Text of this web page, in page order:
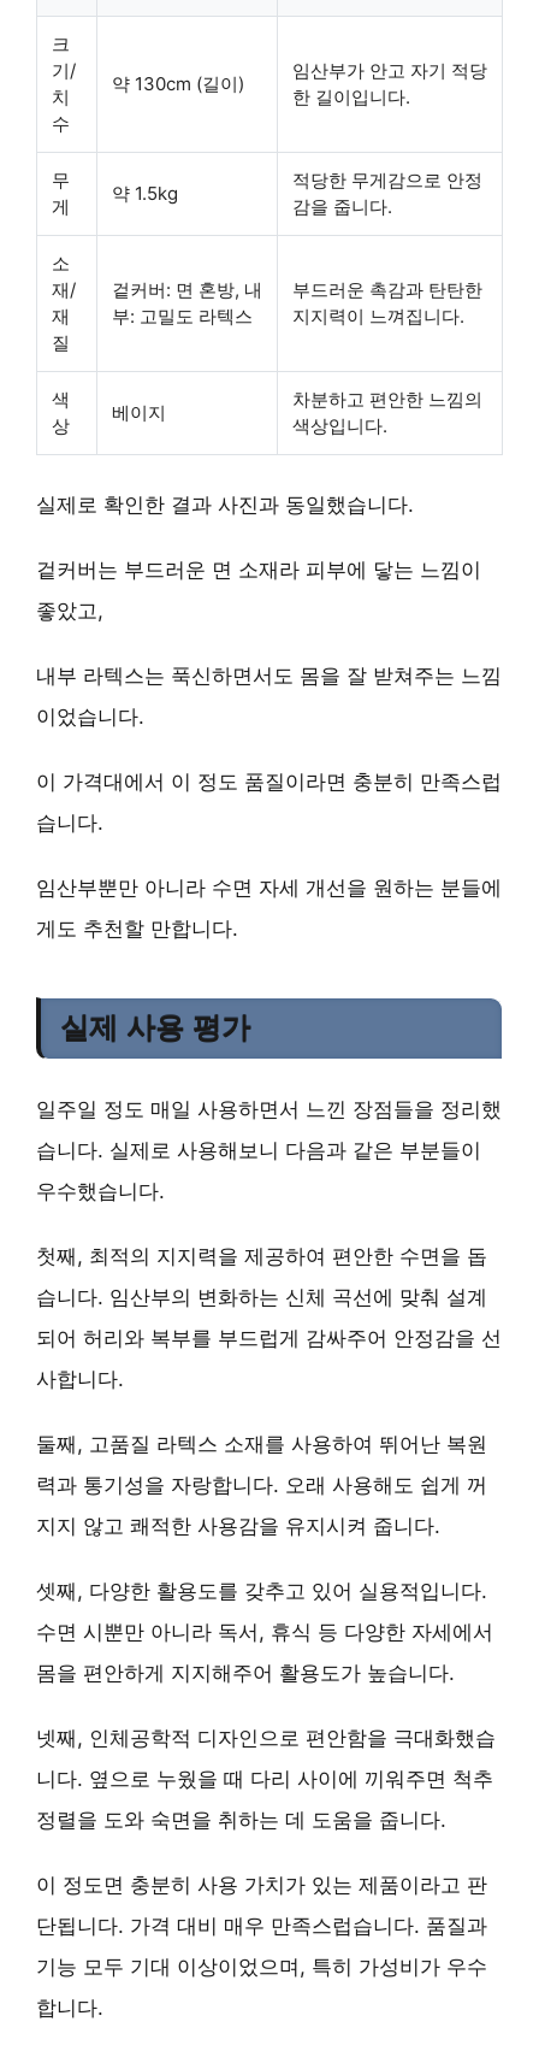
크
기/
치
수
약 130cm (길이)
임산부가 안고 자기 적당
한 길이입니다.
무
게
약 1.5kg
적당한 무게감으로 안정
감을 줍니다.
소
재/
재
질
겉커버: 면 혼방, 내
부: 고밀도 라텍스
부드러운 촉감과 탄탄한
지지력이 느껴집니다.
색
상
베이지
차분하고 편안한 느낌의
색상입니다.
실제로 확인한 결과 사진과 동일했습니다.
겉커버는 부드러운 면 소재라 피부에 닿는 느낌이
좋았고,
내부 라텍스는 푹신하면서도 몸을 잘 받쳐주는 느낌
이었습니다.
이 가격대에서 이 정도 품질이라면 충분히 만족스럽
습니다.
임산부뿐만 아니라 수면 자세 개선을 원하는 분들에
게도 추천할 만합니다.
실제 사용 평가
일주일 정도 매일 사용하면서 느낀 장점들을 정리했
습니다. 실제로 사용해보니 다음과 같은 부분들이
우수했습니다.
첫째, 최적의 지지력을 제공하여 편안한 수면을 돕
습니다. 임산부의 변화하는 신체 곡선에 맞춰 설계
되어 허리와 복부를 부드럽게 감싸주어 안정감을 선
사합니다.
둘째, 고품질 라텍스 소재 를 사용하여 뛰어난 복원
력과 통기성을 자랑합니다. 오래 사용해도 쉽게 꺼
지지 않고 쾌적한 사용감을 유지시켜 줍니다.
셋째, 다양한 활용도를 갖추고 있어 실용적입니다.
수면 시뿐만 아니라 독서, 휴식 등 다양한 자세에서
몸을 편안하게 지지해주어 활용도가 높습니다.
넷째, 인체공학적 디자인으로 편안함을 극대화했습
니다. 옆으로 누웠을 때 다리 사이에 끼워주면 척추
정렬을 도와 숙면을 취하는 데 도움을 줍니다.
이 정도면 충분히 사용 가치가 있는 제품이라고 판
단됩니다. 가격 대비 매우 만족스럽습니다. 품질과
기능 모두 기대 이상이었으며, 특히 가성비 가 우수
합니다.